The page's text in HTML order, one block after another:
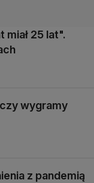
miał 25 lat".
wygramy
z pandemią